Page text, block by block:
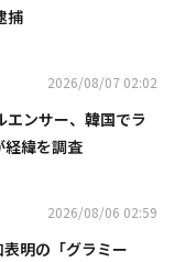
捕
2026/08/07 02:02
エンサー、韓国でラ
緯を調査
2026/08/06 02:59
明の「グラミー